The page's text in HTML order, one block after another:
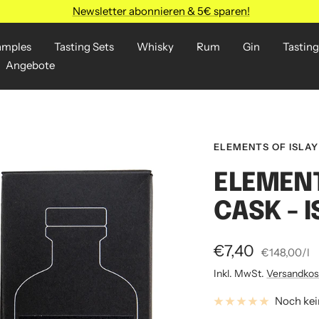
Newsletter abonnieren & 5€ sparen!
Tasting Sets Whisky Rum Gin
Angebote
ELEMENTS OF ISLAY
CASK -
Angebotspreis
€7,40 €148,00/l
Inkl. MwSt.
Noch